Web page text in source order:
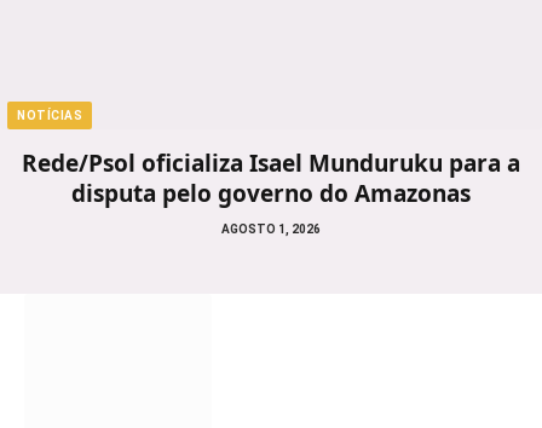
NOTÍCIAS
Rede/Psol oficializa Isael Munduruku para a
disputa pelo governo do Amazonas
AGOSTO 1, 2026